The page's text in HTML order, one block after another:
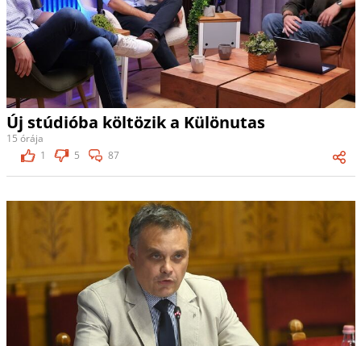
Új stúdióba költözik a Különutas
15 órája
1
5 87